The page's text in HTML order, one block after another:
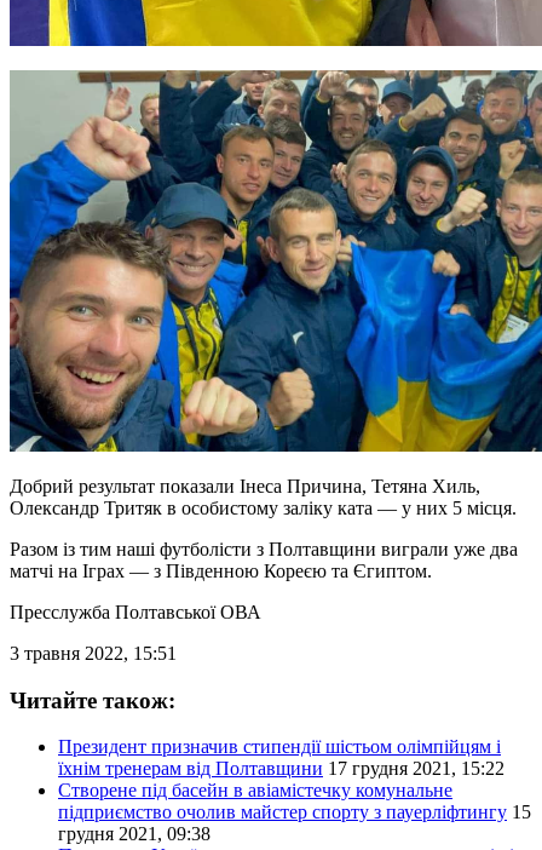
Добрий результат показали Інеса Причина, Тетяна Хиль,
Олександр Тритяк в особистому заліку ката — у них 5 місця.
Разом із тим наші футболісти з Полтавщини виграли уже два
матчі на Іграх — з Південною Кореєю та Єгиптом.
Пресслужба Полтавської ОВА
3 травня 2022, 15:51
Читайте також:
Президент призначив стипендії шістьом олімпійцям і
їхнім тренерам від Полтавщини 17 грудня 2021, 15:22
Створене під басейн в авіамістечку комунальне
підприємство очолив майстер спорту з пауерліфтингу 15
грудня 2021, 09:38